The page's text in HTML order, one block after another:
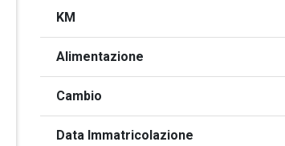
KM
Alimentazione
Cambio
Data Immatricolazione